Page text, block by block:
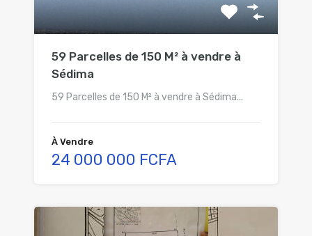
59 Parcelles de 150 M² à vendre à
Sédima
59 Parcelles de 150 M² à vendre à Sédima...
À Vendre
24 000 000 FCFA